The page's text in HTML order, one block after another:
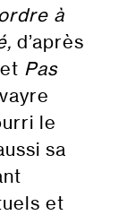
à
d’après
Pas
le
sa
et